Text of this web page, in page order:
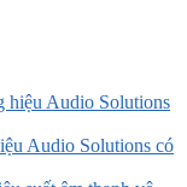
Audio Solutions có